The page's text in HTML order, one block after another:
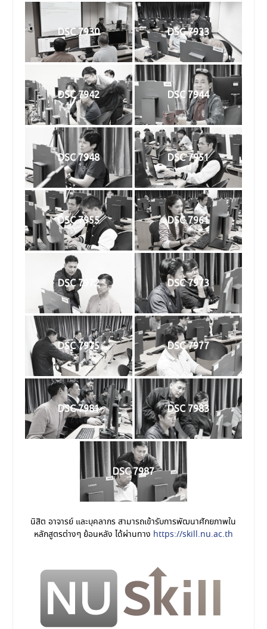
DSC 7930 DSC 7933
DSC 7942 DSC 7944
DSC 7948 DSC 7951
DSC 7955 DSC 7961
DSC 7972 DSC 7973
DSC 7975 DSC 7977
DSC 7981 DSC 7983
DSC 7987
นิสิต อาจารย์ และบุคลากร สามารถเข้ารับการพัฒนาศักยภาพใน
หลักสูตรต่างๆ ย้อนหลัง ได้ผ่านทาง https://skill.nu.ac.th